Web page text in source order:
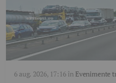
6 aug. 2026, 17:16în Evenimente